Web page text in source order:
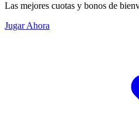
Las mejores cuotas y bonos de
Jugar Ahora